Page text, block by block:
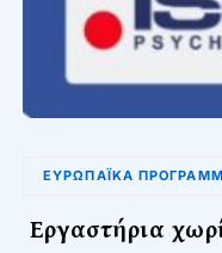
ΕΥΡΩΠΑΪΚΆ
Εργαστήρια